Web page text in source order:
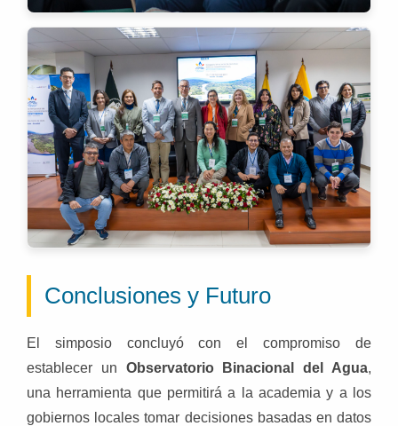
Conclusiones y Futuro
El simposio concluyó con el compromiso de
establecer un Observatorio Binacional del Agua,
una herramienta que permitirá a la academia y a los
gobiernos locales tomar decisiones basadas en datos